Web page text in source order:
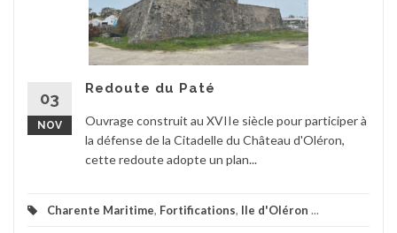
03
NOV
Redoute du Paté
Ouvrage construit au XVIIe siècle pour participer à
la défense de la Citadelle du Château d'Oléron,
cette redoute adopte un plan...
Charente Maritime, Fortifications, Ile d'Oléron ...